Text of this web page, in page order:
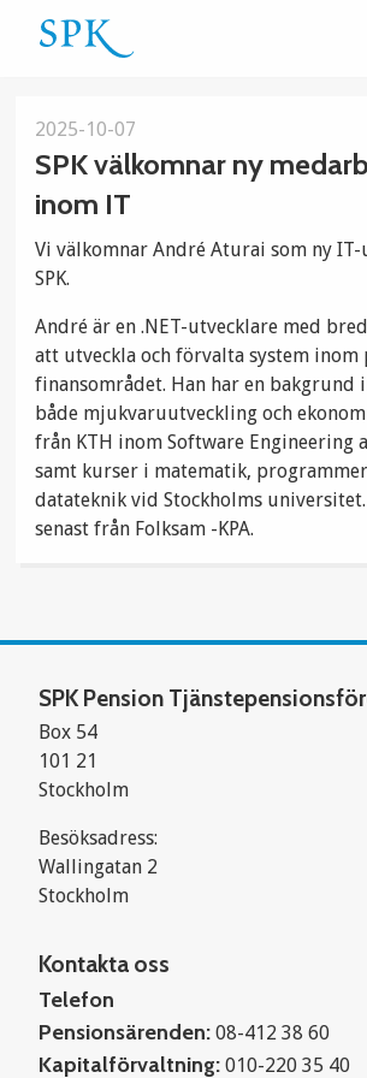
2025-10-07
SPK välkomnar ny
inom IT
Vi välkomnar André Aturai som ny
SPK.
André är en .NET-utvecklare med
att utveckla och förvalta system inom
finansområdet. Han har en bakgrund
både mjukvaruutveckling och
från KTH inom Software Engineering
samt kurser i matematik,
datateknik vid Stockholms
senast från Folksam -KPA.
SPK Pension
Box 54
101 21
Stockholm
Besöksadress:
Wallingatan 2
Stockholm
Kontakta oss
Telefon
Pensionsärenden: 08-412 38 60
Kapitalförvaltning: 010-220 35 40